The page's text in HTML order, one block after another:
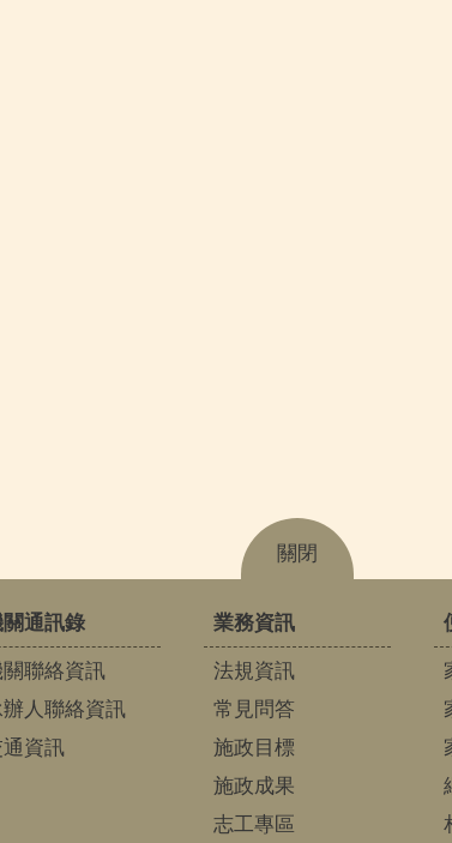
關閉
通訊錄
聯絡資訊
人聯絡資訊
資訊
業務資訊
法規資訊
常見問答
施政目標
施政成果
志工專區